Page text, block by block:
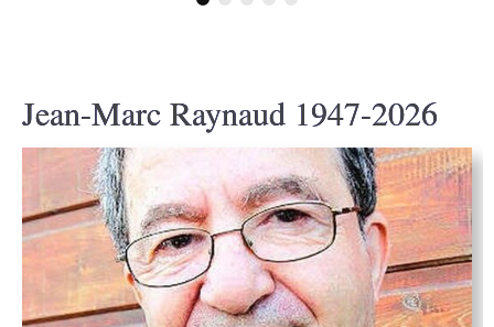
Jean-Marc Raynaud 1947-2026